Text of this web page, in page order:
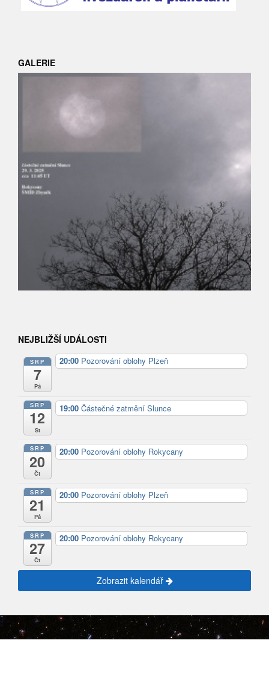
GALERIE
NEJBLIŽŠÍ UDÁLOSTI
SRP
7
Pá
20:00 Pozorování oblohy Plzeň
SRP
12
St
19:00 Částečné zatmění Slunce
SRP
20
Čt
20:00 Pozorování oblohy Rokycany
SRP
21
Pá
20:00 Pozorování oblohy Plzeň
SRP
27
Čt
20:00 Pozorování oblohy Rokycany
Zobrazit kalendář